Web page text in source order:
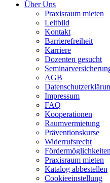
Über Uns
Praxisraum mieten
Leitbild
Kontakt
Barrierefreiheit
Karriere
Dozenten gesucht
AGB
Impressum
FAQ
Kooperationen
Raumvermietung
Präventionskurse
Widerrufsrecht
Fördermöglichkeiten
Praxisraum mieten
Katalog abbestellen
Cookieeinstellung